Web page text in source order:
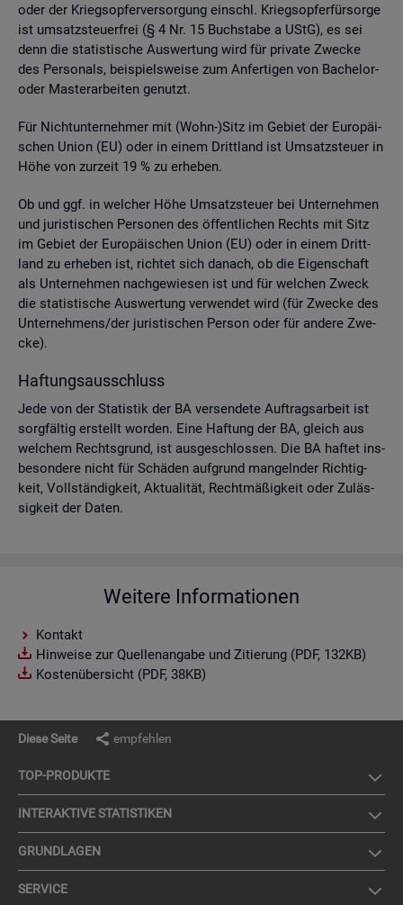
oder der Kriegs­op­fer­ver­sor­gung einschl. Kriegs­op­fer­für­sor­ge
ist um­satz­steu­er­frei (§ 4 Nr. 15 Buch­sta­be a UStG), es sei
denn die sta­tis­ti­sche Aus­wer­tung wird für pri­va­te Zwe­cke
des Per­so­nals, bei­spiels­wei­se zum An­fer­ti­gen von Ba­che­lor-
oder Mas­ter­ar­bei­ten ge­nutzt.
Für Nicht­un­ter­neh­mer mit (Wohn-)Sitz im Ge­biet der Eu­ro­päi­
schen Union (EU) oder in einem Dritt­land ist Um­satz­steu­er in
Höhe von zur­zeit 19 % zu er­he­ben.
Ob und ggf. in wel­cher Höhe Um­satz­steu­er bei Un­ter­neh­men
und ju­ris­ti­schen Per­so­nen des öf­fent­li­chen Rechts mit Sitz
im Ge­biet der Eu­ro­päi­schen Union (EU) oder in einem Dritt­
land zu er­he­ben ist, rich­tet sich da­nach, ob die Ei­gen­schaft
als Un­ter­neh­men nach­ge­wie­sen ist und für wel­chen Zweck
die sta­tis­ti­sche Aus­wer­tung ver­wen­det wird (für Zwe­cke des
Un­ter­neh­mens/der ju­ris­ti­schen Per­son oder für an­de­re Zwe­
cke).
Haf­tungs­aus­schluss
Jede von der Sta­tis­tik der BA ver­sen­de­te Auf­trags­ar­beit ist
sorg­fäl­tig er­stellt wor­den. Eine Haf­tung der BA, gleich aus
wel­chem Rechts­grund, ist aus­ge­schlos­sen. Die BA haf­tet ins­
be­son­de­re nicht für Schä­den auf­grund man­geln­der Rich­tig­
keit, Voll­stän­dig­keit, Ak­tua­li­tät, Recht­mä­ßig­keit oder Zu­läs­
sig­keit der Daten.
Weitere Informationen
Kontakt
Hinweise zur Quellenangabe und Zitierung (PDF, 132KB)
Kostenübersicht (PDF, 38KB)
Diese Seite empfehlen
TOP-PRO­DUK­TE
IN­TER­AK­TI­VE STA­TIS­TI­KEN
GRUND­LA­GEN
SER­VICE